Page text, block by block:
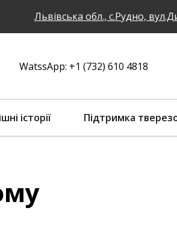
Львівська обл., с.Рудно,
WatssApp: +1 (732) 610 4818
історії Підтримка